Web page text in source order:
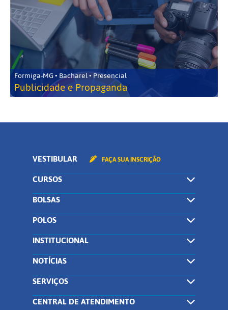
Formiga-MG • Bacharel • Presencial
Publicidade e Propaganda
VESTIBULAR FAÇA SUA INSCRIÇÃO
CURSOS
BOLSAS
POLOS
INSTITUCIONAL
NOTÍCIAS
SERVIÇOS
CENTRAL DE ATENDIMENTO